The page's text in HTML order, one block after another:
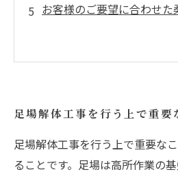
お客様のご要望に合わせ
足場解体工事を行う上で重要
足場解体工事を行う上で重要な
ることです。足場は高所作業の